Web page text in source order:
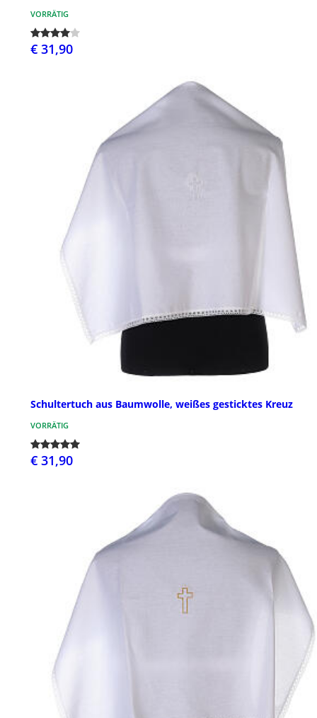
VORRÄTIG
€ 31,90
Schultertuch aus Baumwolle, weißes gesticktes Kreuz
VORRÄTIG
€ 31,90